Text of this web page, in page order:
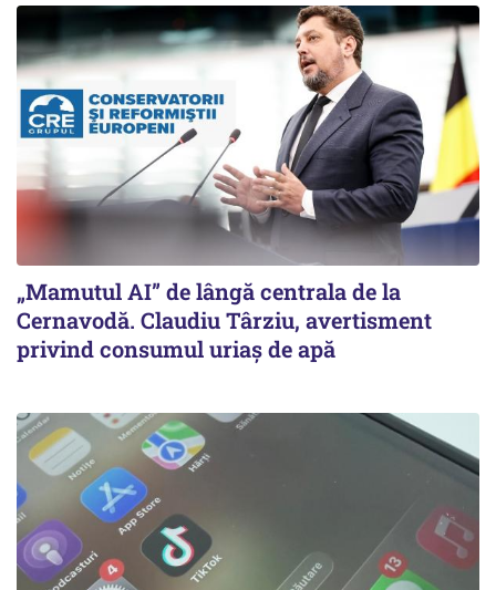
„Mamutul AI” de lângă centrala de la
Cernavodă. Claudiu Târziu, avertisment
privind consumul uriaș de apă